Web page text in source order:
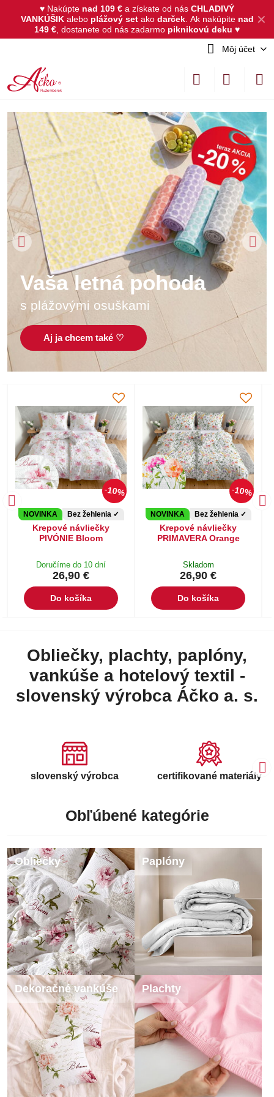
✕
♥ Nakúpte nad 109 € a získate od nás CHLADIVÝ
VANKÚŠIKalebo plážový set akodarček. Ak nakúpite nad
149 € , dostanete od nás zadarmo piknikovú deku ♥
Môj účet
Leto bez žehlenia?
krepové obliečky s letnou zľavou
Chcem ušetriť ♡
Vaša letná pohoda
s plážovými osuškami
Aj ja chcem také ♡
10%
NOVINKA Bez žehlenia ✓
Krepové návliečky
PIVÓNIE Bloom
Doručíme do 10 dní
26,90 €
Do košíka
10%
NOVINKA Bez žehlenia ✓
Krepové návliečky
PRIMAVERA Orange
Skladom
26,90 €
Do košíka
Obliečky, plachty, paplóny,
vankúše a hotelový textil -
slovenský výrobca Áčko a. s.
slovenský výrobca certifikované materiály
Obľúbené kategórie
Obliečky Paplóny
Dekoračné vankúše Plachty